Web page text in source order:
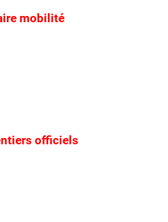
mobilité
officiels